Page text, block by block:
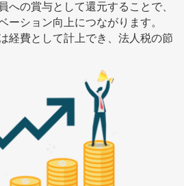
への賞与として還元することで、
ーション向上につながります。
経費として計上でき、法人税の節